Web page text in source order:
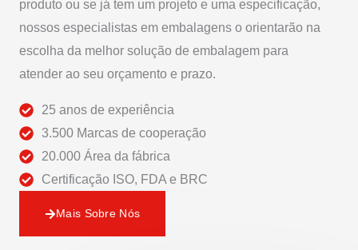
produto ou se já tem um projeto e uma especificação,
nossos especialistas em embalagens o orientarão na
escolha da melhor solução de embalagem para
atender ao seu orçamento e prazo.
25 anos de experiência
3.500 Marcas de cooperação
20.000 Área da fábrica
Certificação ISO, FDA e BRC
Mais Sobre Nós